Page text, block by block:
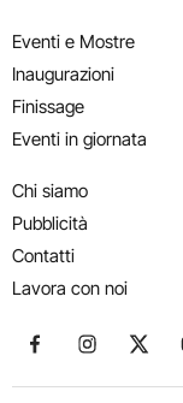
Eventi e Mostre
Inaugurazioni
Finissage
Eventi in giornata
Chi siamo
Pubblicità
Contatti
Lavora con noi
Seguici suSeguici su